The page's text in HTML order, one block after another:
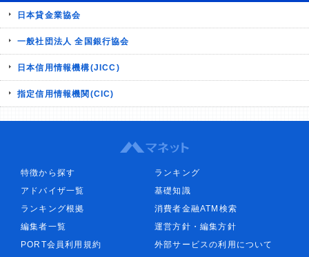
日本貸金業協会
一般社団法人 全国銀行協会
日本信用情報機構(JICC)
指定信用情報機関(CIC)
特徴から探す
ランキング
アドバイザ一覧
基礎知識
ランキング根拠
消費者金融ATM検索
編集者一覧
運営方針・編集方針
PORT会員利用規約
外部サービスの利用について